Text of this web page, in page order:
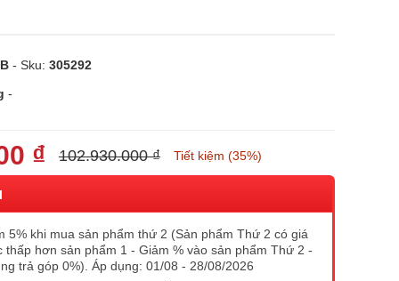
- Sku: 305292
-
₫ 102.930.000 ₫ Tiết kiệm (35%)
5% khi mua sản phẩm thứ 2 (Sản phẩm Thứ 2 có giá
thấp hơn sản phẩm 1 - Giảm % vào sản phẩm Thứ 2 -
trả góp 0%). Áp dụng: 01/08 - 28/08/2026